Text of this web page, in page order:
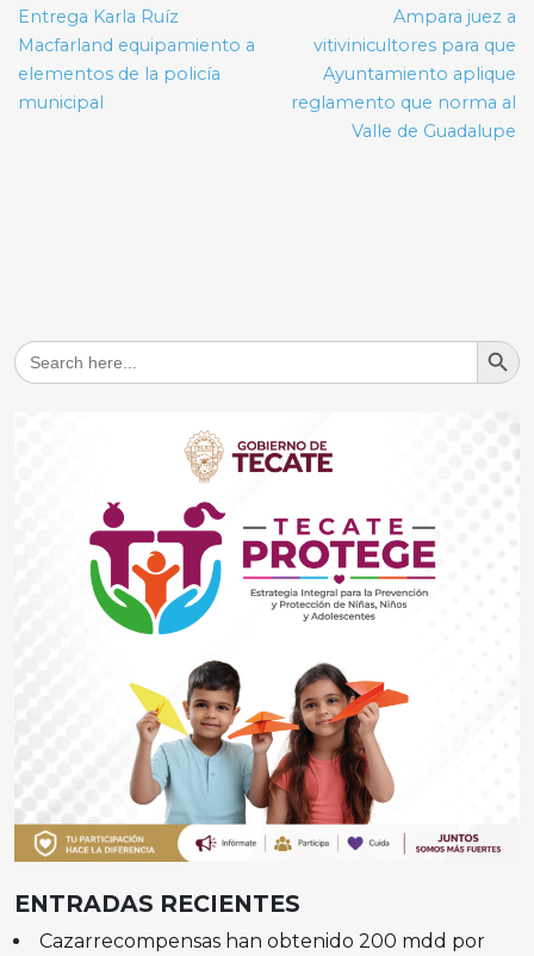
de
entradas
Entrega Karla Ruíz
Macfarland equipamiento a
elementos de la policía
municipal
Ampara juez a
vitivinicultores para que
Ayuntamiento aplique
reglamento que norma al
Valle de Guadalupe
Search
for:
Search
ENTRADAS RECIENTES
Cazarrecompensas han obtenido 200 mdd por